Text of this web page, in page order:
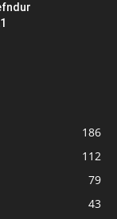
186
112
79
43